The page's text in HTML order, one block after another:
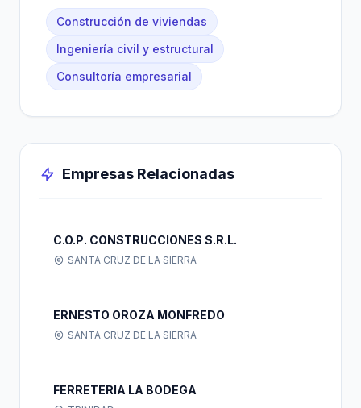
Construcción de viviendas
Ingeniería civil y estructural
Consultoría empresarial
Empresas Relacionadas
C.O.P. CONSTRUCCIONES S.R.L.
SANTA CRUZ DE LA SIERRA
ERNESTO OROZA MONFREDO
SANTA CRUZ DE LA SIERRA
FERRETERIA LA BODEGA